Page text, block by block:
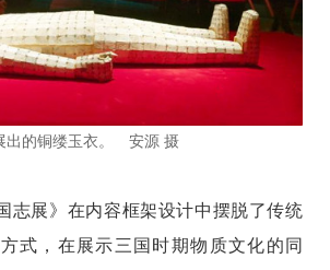
出的铜缕玉衣。 安源 摄
志展》在内容框架设计中摆脱了传统
式，在展示三国时期物质文化的同